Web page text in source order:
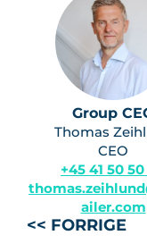
Group
Thomas
CEO
+45 41 50
ailer.com
<< FORRIGE